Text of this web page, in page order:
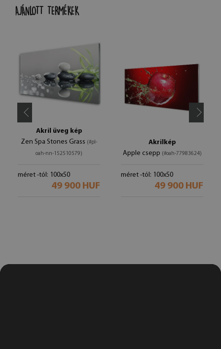
AJÁNLOTT TERMÉKEK
Akril üveg kép
Zen Spa Stones Grass (#pl-
oah-nn-152510579)
méret -tól: 100x50
49 900 HUF
Akrilkép
Apple csepp (#oah-77983624)
méret -tól: 100x50
49 900 HUF